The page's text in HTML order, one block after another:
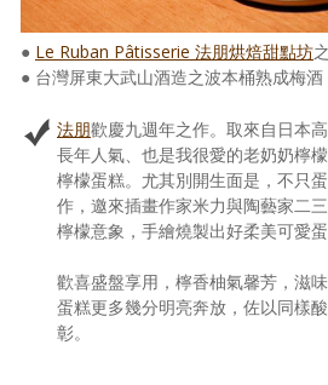
● Le Ruban Pâtisserie 法朋烘焙甜點坊
● 台灣屏東大武山酒造之波本桶熟成梅酒
法朋歡慶九週年之作。取來自日本
長年人氣、也是我很愛的老奶奶檸
檸檬蛋糕。尤其別開生面是，不只
作，邀來插畫作家米力與陶藝家二
檸檬意象，手繪燒製出好柔美可愛蛋
歡喜盛盤享用，檸香柚氣馨芳，滋
蛋糕更多幾分明亮奔放，佐以同樣
彰。